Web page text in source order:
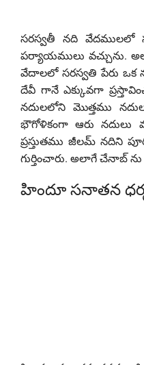
సరస్వతీ నది వేదములలో
పర్యాయములు వచ్చును.
వేదాలలో సరస్వతి పేరు ఒక
దేవీ గానే ఎక్కువగా
నదులలోని మొత్తము
భౌగోళికంగా ఆరు నదులు
ప్రస్తుతము జీలమ్ నదిని
గుర్తించారు. అలాగే చేనాబ్ ను
హిందూ సనాతన